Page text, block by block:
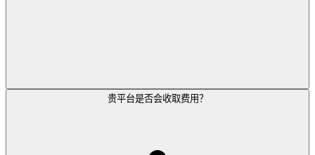
贵平台是否会收取费用？